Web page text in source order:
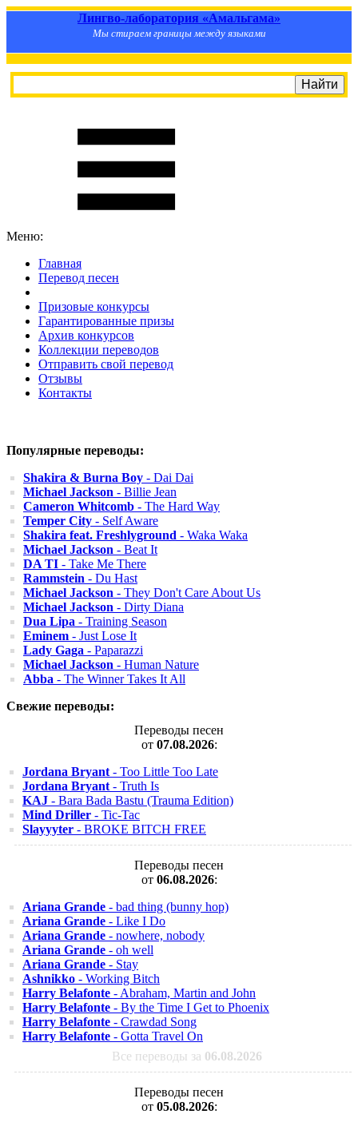
Лингво-лаборатория «Амальгама»
Мы стираем границы между языками
Меню:
Главная
Перевод песен
Призовые конкурсы
Гарантированные призы
Архив конкурсов
Коллекции переводов
Отправить свой перевод
Отзывы
Контакты
Популярные переводы:
Shakira & Burna Boy - Dai Dai
Michael Jackson - Billie Jean
Cameron Whitcomb - The Hard Way
Temper City - Self Aware
Shakira feat. Freshlyground - Waka Waka
Michael Jackson - Beat It
DA TI - Take Me There
Rammstein - Du Hast
Michael Jackson - They Don't Care About Us
Michael Jackson - Dirty Diana
Dua Lipa - Training Season
Eminem - Just Lose It
Lady Gaga - Paparazzi
Michael Jackson - Human Nature
Abba - The Winner Takes It All
Свежие переводы:
Переводы песен
от 07.08.2026:
Jordana Bryant - Too Little Too Late
Jordana Bryant - Truth Is
KAJ - Bara Bada Bastu (Trauma Edition)
Mind Driller - Tic-Tac
Slayyyter - BROKE BITCH FREE
Переводы песен
от 06.08.2026:
Ariana Grande - bad thing (bunny hop)
Ariana Grande - Like I Do
Ariana Grande - nowhere, nobody
Ariana Grande - oh well
Ariana Grande - Stay
Ashnikko - Working Bitch
Harry Belafonte - Abraham, Martin and John
Harry Belafonte - By the Time I Get to Phoenix
Harry Belafonte - Crawdad Song
Harry Belafonte - Gotta Travel On
Все переводы за 06.08.2026
Переводы песен
от 05.08.2026: